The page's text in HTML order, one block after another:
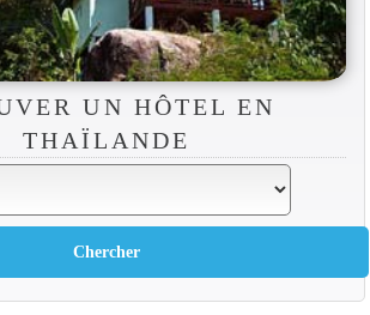
UN HÔTEL EN
THAÏLANDE